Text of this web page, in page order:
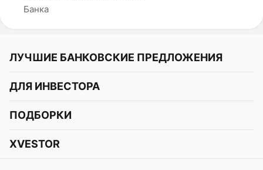
Банка
ЛУЧШИЕ БАНКОВСКИЕ ПРЕДЛОЖЕНИЯ
Альфа-Банк
СБЕР
Газпромбанк
ДЛЯ ИНВЕСТОРА
Курс акций
Курс облигаций
ПОДБОРКИ
Подборки акций
XVESTOR